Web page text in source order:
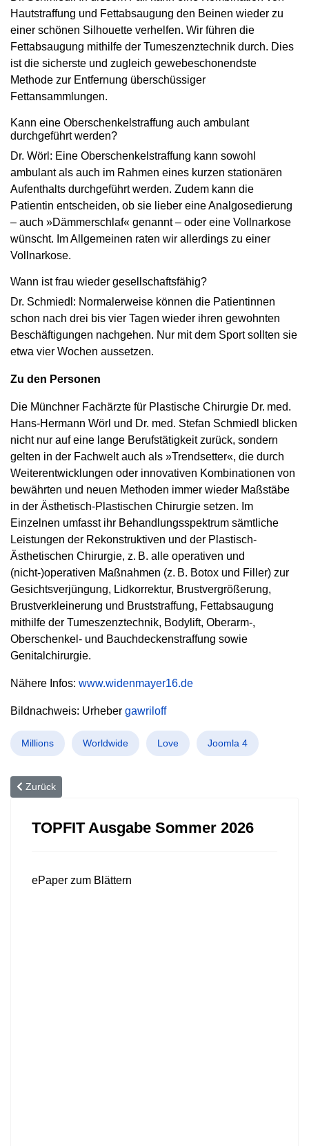
Hautstraffung und Fettabsaugung den Beinen wieder zu
einer schönen Silhouette verhelfen. Wir führen die
Fettabsaugung mithilfe der Tumeszenztechnik durch. Dies
ist die sicherste und zugleich gewebeschonendste
Methode zur Entfernung überschüssiger
Fettansammlungen.
Kann eine Oberschenkelstraffung auch ­ambulant
durchgeführt werden?
Dr. Wörl: Eine Oberschenkelstraffung kann sowohl
ambulant als auch im Rahmen eines kurzen stationären
Aufenthalts durchgeführt werden. Zudem kann die
Patientin entscheiden, ob sie lieber eine Analgosedierung
– auch »Dämmerschlaf« genannt – oder eine Vollnarkose
wünscht. Im Allgemeinen raten wir allerdings zu einer
Vollnarkose.
Wann ist frau wieder gesellschaftsfähig?
Dr. Schmiedl: Normalerweise können die Patientinnen
schon nach drei bis vier Tagen wieder ihren gewohnten
Beschäftigungen nachgehen. Nur mit dem Sport sollten sie
etwa vier Wochen aussetzen.
Zu den Personen
Die Münchner Fachärzte für Plastische ­Chirur­gie Dr. med.
Hans-Her­mann Wörl und Dr. med. Stefan Schmiedl blicken
nicht nur auf eine lange Berufstätigkeit zurück, sondern
gelten in der Fachwelt auch als »Trendsetter«, die durch
Weiterentwicklungen oder innovativen Kombinationen von
bewährten und neuen Methoden immer wieder Maßstäbe
in der Ästhetisch-Plastischen Chirurgie setzen. Im
Einzelnen umfasst ihr Behandlungsspektrum sämtliche
Leistungen der Rekonstruktiven und der Plastisch-
Ästhetischen Chirurgie, z. B. alle operativen und
(nicht-)operativen Maßnahmen (z. B. Botox und Filler) zur
Gesichtsverjüngung, Lidkorrektur, Brustvergrößerung,
Brustverkleinerung und Bruststraffung, Fettabsaugung
mithilfe der Tumeszenztechnik, Bodylift, Oberarm-,
Oberschenkel- und Bauchdeckenstraffung sowie
Genitalchirurgie.
Nähere Infos: www.widenmayer16.de
Bildnachweis: Urheber gawriloff
Millions Worldwide Love Joomla 4
Vorheriger Beitrag: Nie wieder Schweißattacken!
Zurück
TOPFIT Ausgabe Sommer 2026
ePaper zum Blättern